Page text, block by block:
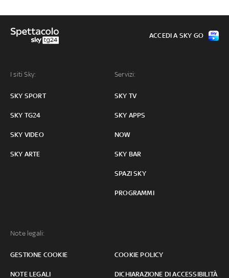
I siti Sky:
SKY SPORT
SKY TG24
SKY VIDEO
SKY ARTE
Servizi:
SKY TV
SKY APPS
NOW
SKY BAR
SPAZI SKY
PROGRAMMI
Note legali:
GESTIONE COOKIE COOKIE POLICY
NOTE LEGALI DICHIARAZIONE DI ACCESSIBILITÀ
ACCEDI A SKY GO